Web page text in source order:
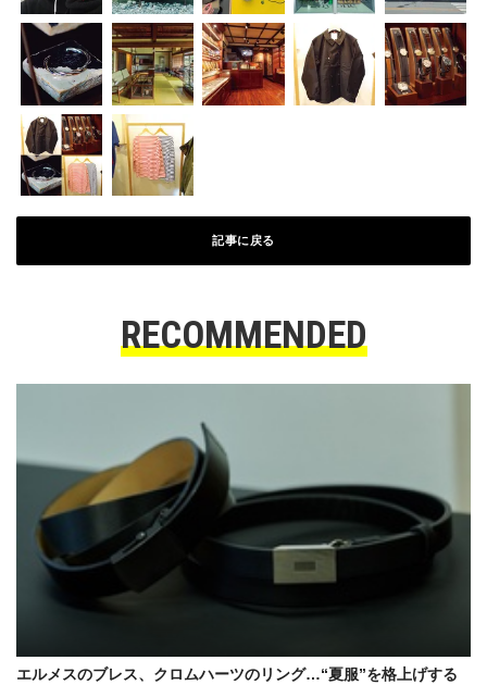
記事に戻る
RECOMMENDED
エルメスのブレス、クロムハーツのリング…“夏服”を格上げする